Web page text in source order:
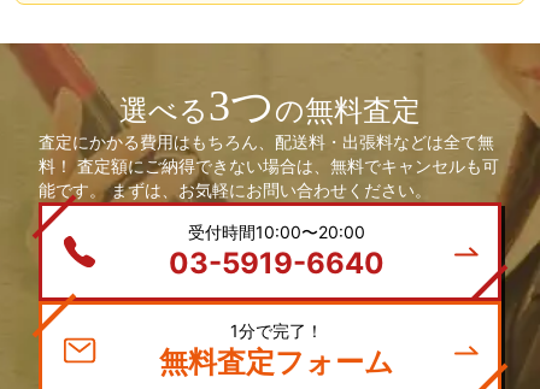
選べる3つの無料査定
査定にかかる費用はもちろん、配送料・出張料などは全て無
料！ 査定額にご納得できない場合は、無料でキャンセルも可
能です。 まずは、お気軽にお問い合わせください。
受付時間10:00〜20:00
03-5919-6640
1分で完了！
無料査定フォーム